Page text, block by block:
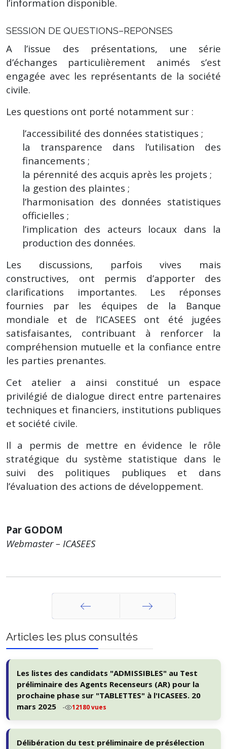
l’information disponible.
SESSION DE QUESTIONS–REPONSES
A l’issue des présentations, une série
d’échanges particulièrement animés s’est
engagée avec les représentants de la société
civile.
Les questions ont porté notamment sur :
l’accessibilité des données statistiques ;
la transparence dans l’utilisation des
financements ;
la pérennité des acquis après les projets ;
la gestion des plaintes ;
l’harmonisation des données statistiques
officielles ;
l’implication des acteurs locaux dans la
production des données.
Les discussions, parfois vives mais
constructives, ont permis d’apporter des
clarifications importantes. Les réponses
fournies par les équipes de la Banque
mondiale et de l’ICASEES ont été jugées
satisfaisantes, contribuant à renforcer la
compréhension mutuelle et la confiance entre
les parties prenantes.
Cet atelier a ainsi constitué un espace
privilégié de dialogue direct entre partenaires
techniques et financiers, institutions publiques
et société civile.
Il a permis de mettre en évidence le rôle
stratégique du système statistique dans le
suivi des politiques publiques et dans
l’évaluation des actions de développement.
Par GODOM
Webmaster – ICASEES
Précédent
Articles les plus consultés
Les listes des candidats "ADMISSIBLES" au Test
préliminaire des Agents Recenseurs (AR) pour la
prochaine phase sur "TABLETTES" à l'ICASEES. 20
mars 2025
- 12180 vues
Délibération du test préliminaire de présélection